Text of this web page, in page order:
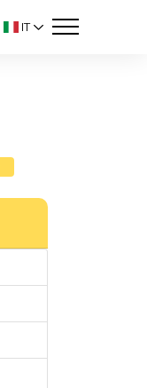
IT